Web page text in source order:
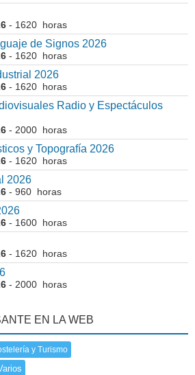
- 1620 horas
de Signos 2026
- 1620 horas
2026
- 1620 horas
Radio y Espectáculos
- 2000 horas
y Topografía 2026
- 1620 horas
2026
- 960 horas
- 1600 horas
- 1620 horas
- 2000 horas
EN LA WEB
y Turismo